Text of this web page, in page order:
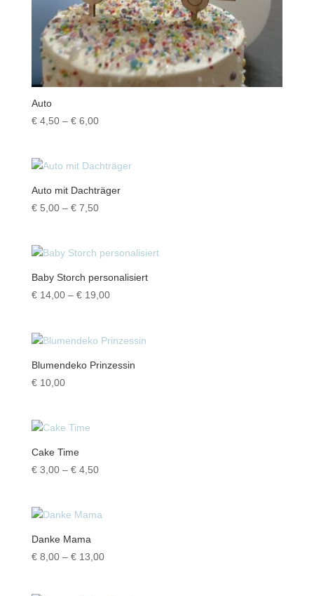
Auto
€4,50 – €6,00Preisspanne:
€ 6,00
Auto mit Dachträger
€5,00 – €7,50Preisspanne:
€ 7,50
Baby Storch personalisiert
€14,00 – €19,00Preisspanne:
€ 19,00
Blumendeko Prinzessin
€10,00
Cake Time
€3,00 – €4,50Preisspanne:
€ 4,50
Danke Mama
€8,00 – €13,00Preisspanne: